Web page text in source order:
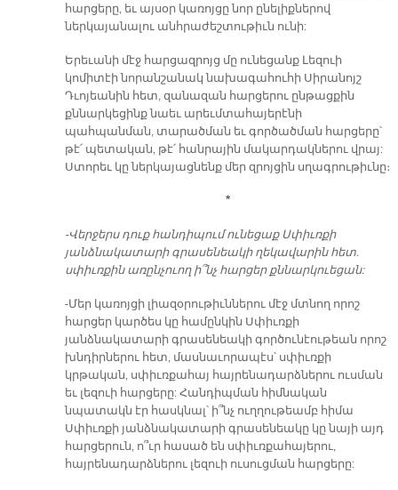
հարցերը, եւ այսօր կառոյցը նոր ընելիքներով
ներկայանալու անհրաժեշտութիւն ունի:
Երեւանի մէջ հարցազրոյց մը ունեցանք Լեզուի
կոմիտէի նորանշանակ նախագահուհի Սիրանոյշ
Դւոյեանին հետ, զանազան հարցերու ընթացքին
քննարկեցինք նաեւ արեւմտահայերէնի
պահպանման, տարածման եւ գործածման հարցերը՝
թէ՛ պետական, թէ՛ հանրային մակարդակներու վրայ:
Ստորեւ կը ներկայացնենք մեր զրոյցին սղագրութիւնը։
*
-Վերջերս դուք հանդիպում ունեցաք Սփիւռքի
յանձնակատարի գրասենեակի ղեկավարին հետ.
սփիւռքին առընչուող ի՞նչ հարցեր քննարկուեցան:
-Մեր կառոյցի լիազօրութիւններու մէջ մտնող որոշ
հարցեր կարծես կը համընկին Սփիւռքի
յանձնակատարի գրասենեակի գործունէութեան որոշ
խնդիրներու հետ, մասնաւորապէս՝ սփիւռքի
կրթական, սփիւռքահայ հայրենադարձներու ուսման
եւ լեզուի հարցերը: Հանդիպման հիմնական
նպատակն էր հասկնալ՝ ի՞նչ ուղղութեամբ հիմա
Սփիւռքի յանձնակատարի գրասենեակը կը նայի այդ
հարցերուն, ո՞ւր հասած են սփիւռքահայերու,
հայրենադարձներու լեզուի ուսուցման հարցերը: